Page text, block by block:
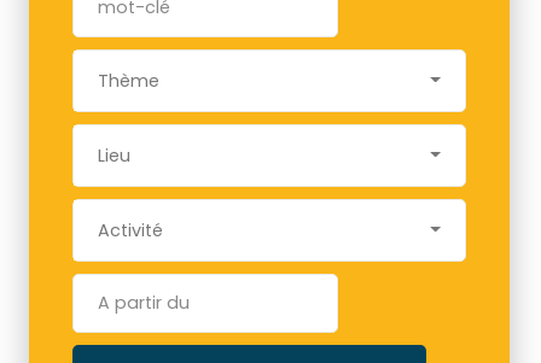
Thème
Lieu
Activité